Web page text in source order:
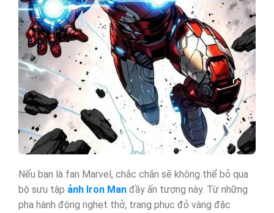
Nếu bạn là fan Marvel, chắc chắn sẽ không thể bỏ qua
bộ sưu tập ảnh Iron Manđầy ấn tượng này. Từ những
pha hành động nghẹt thở, trang phục đỏ vàng đặc